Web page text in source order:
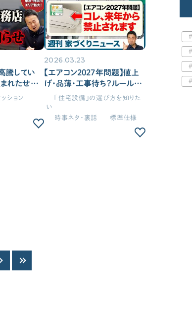
騰してい
れたせや
クトの決
静岡県で追
報告#5】
ション
2026.03.23
【エアコン2027年問題】値上
げ・品薄・工事待ち？ルール改
定前の2026年モデル「ダイキ
ンEシリーズ」は買いか？【週刊
家づくりニュース#10】
「住宅設備」の選び方を知りた
い
時事ネタ・裏話
標準仕様